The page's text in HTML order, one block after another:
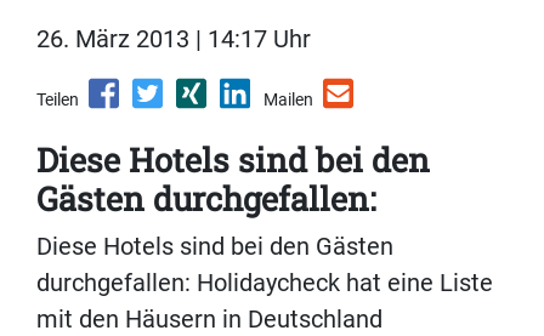
26. März 2013 | 14:17 Uhr
Teilen Mailen
Diese Hotels sind bei den
Gästen durchgefallen:
Diese Hotels sind bei den Gästen
durchgefallen: Holidaycheck hat eine Liste
mit den Häusern in Deutschland